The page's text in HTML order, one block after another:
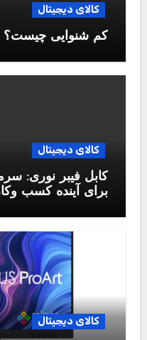
کالای دیجیتال
کم شنوایی چیست؟
کالای دیجیتال
کابل فیبر نوری:
برای آینده کسب
کالای دیجیتال